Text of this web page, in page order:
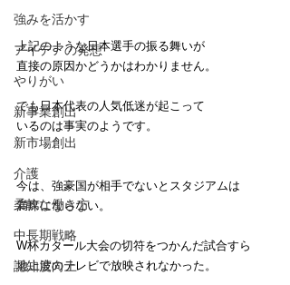
強みを活かす
アイデアの発想
やりがい
新事業創出
新市場創出
介護
柔軟な働き方
中長期戦略
認知度向上
上記のような日本選手の振る舞いが
直接の原因かどうかはわかりません。
でも日本代表の人気低迷が起こって
いるのは事実のようです。
今は、強豪国が相手でないとスタジアムは
満席にならない。
W杯カタール大会の切符をつかんだ試合すら
地上波のテレビで放映されなかった。